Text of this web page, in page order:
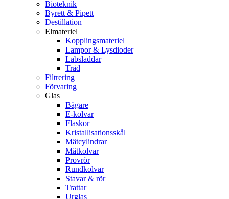
Bioteknik
Byrett & Pipett
Destillation
Elmateriel
Kopplingsmateriel
Lampor & Lysdioder
Labsladdar
Tråd
Filtrering
Förvaring
Glas
Bägare
E-kolvar
Flaskor
Kristallisationsskål
Mätcylindrar
Mätkolvar
Provrör
Rundkolvar
Stavar & rör
Trattar
Urglas